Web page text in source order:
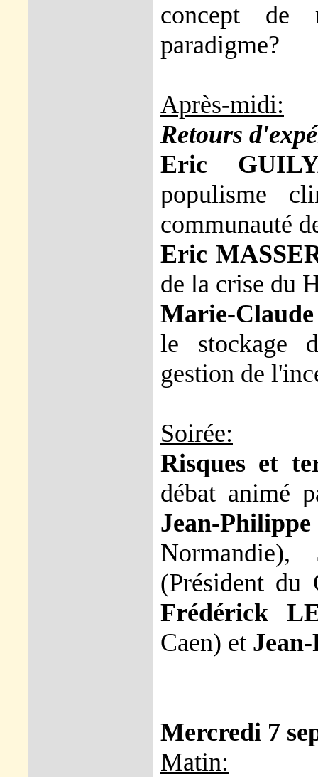
concept de
paradigme?
Après-midi:
Retours
Eric
populisme
communauté
Eric
de la crise du
Marie-
le stockage
gestion de
Soirée:
Risques et
débat animé
Jean-
Normandie),
(Président du
Frédérick
Caen) et
Mercredi 7
Matin: